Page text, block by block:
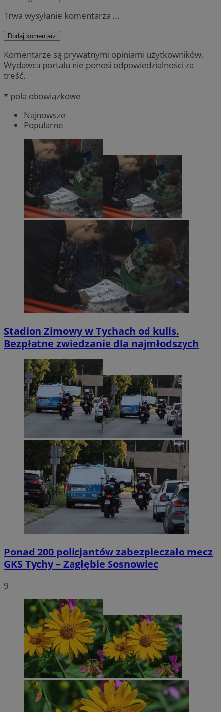
Trwa wysyłanie komentarza ...
Dodaj komentarz
Komentarze są prywatnymi opiniami użytkowników.
Wydawca portalu nie ponosi odpowiedzialności za
treść.
* pola obowiązkowe
Najnowsze
Popularne
Stadion Zimowy w Tychach od kulis.
Bezpłatne zwiedzanie dla najmłodszych
Ponad 200 policjantów zabezpieczało mecz
GKS Tychy – Zagłębie Sosnowiec
9